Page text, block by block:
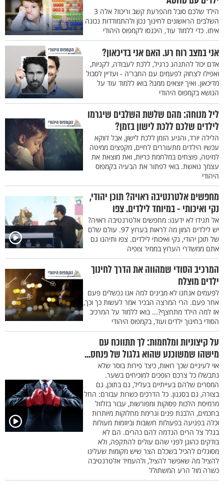
הילד שלכם סובל מהפרעת קשב וריכוז? אלה 3
השלבים הראשונים לחינוך נכון ולהתמודדות נכונה
איתו. כדי ללמוד עוד, היכנסו לקמפוס היהודי
אני במצב רוח רע. האם אני בדיכאון?
אדם יכול להתנהג כרגיל, ללכת לעבודה, לקניות,
ואפילו לצחוק לפעמים עם החבר'ה - ועדיין לסבול
מדיכאון. ואיך יוצאים ממנו? בואו ללמוד עוד על
הנושא בקמפוס היהודי
ליל מנוחה: מהם שלשת השלבים שיגרמו
לילדים שלכם ללכת לישון בזמן?
הלילה יורד, והגיע הזמן ללכת לישון, אבל דווקא
עכשיו הילדים מתעוררים לחיים, מקפצים ממיטה
למיטה, פוצחים במלחמת כריות, ואת מוצאת את
עצמך נואשת. בואי לפתור את הבעיה בקמפוס
היהודי
מחפשים אלטרנטיבה ראויה? תוכן יהודי,
נקי ואיכותי - במיוחד לילדים. צפו
אל תגידו לא ידענו: מחפשים אלטרנטיבה ראויה?
יש לילדים המון מה לראות בערוץ 97. עולם שלם
של תוכן יהודי, נקי ואיכותי לילדים. צפו ותיהנו גם
אתם ממשדרי הערוץ בממיר צופיה
המרכיב הסודי שמהווה את הדרך לחינוך
ילדים מוצלח
לפעמים אנחנו לא מבינים למה אנו נכשלים פעם
אחר פעם. הרי המרצה הבכיר אמר לעשות כך וכך,
אז למה הילד מתחצף?... בואו ללמוד על המרכיב
הסודי בחינוך ילדים ועוד, בקמפוס היהודי
על קיצוניות ומלחמות: לך תתווכח עם
מישהו שמשוכנע שהוא גלגול של פנחס...
אוי לעיניים שכך רואות, כיצד פירות בוסר שלא
נתבשלו כל צרכם הופכים למוכיחים בשער.
המסרים שלהם בעייתיים בעליל, גם בתוכן, גם
בצורה, גם בסגנון. כל הדרכים כשרות עבורם: החל
מרמיסת הלכות פסוקות ומפורשות, עבור בזלזול
בחכמים, הלבנת פנים וגרימת מחלוקות מיותרות
וכלה בפגיעה בפעולות חשובות וביוזמות מעולות
בגלל צל הרים הנדמה להם כהרים. הם לא
בודקים כהוגן לפני שהם עולים להתקפה, ולא
מסוגלים להכיל בשכלם הצר שיש מקומות שעלינו
להציל מה שאפשר להציל, ולהעמיד אלטרנטיבה
כשרה מול הרע המשתולל